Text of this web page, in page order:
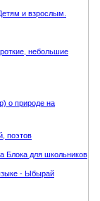
и взрослым.
небольшие
о природе на
поэтов
Блока для школьников
- Ыбырай